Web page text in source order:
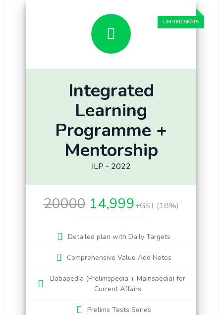
Integrated
Learning
Programme +
Mentorship
ILP - 2022
20000 14,999+GST (18%)
Detailed plan with Daily Targets
Comprehensive Value Add Notes
Babapedia (Prelimspedia + Mainspedia) for
Current Affairs
Prelims Tests Series